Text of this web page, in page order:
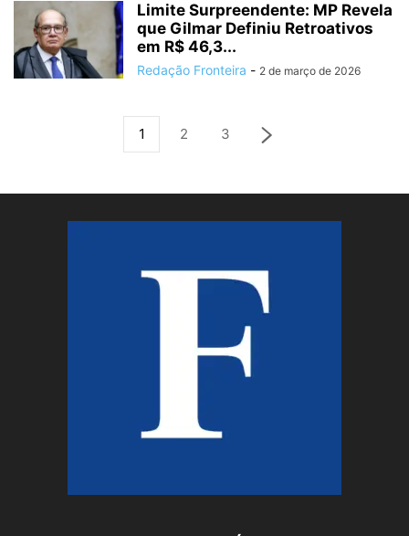
Limite Surpreendente: MP Revela
que Gilmar Definiu Retroativos
em R$ 46,3...
Redação Fronteira - 2 de março de 2026
1 2 3